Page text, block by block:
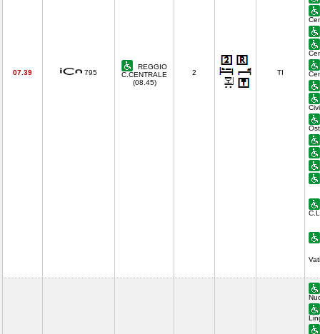
07.39 795
REGGIO
C.CENTRALE
(08.45)
2 TI